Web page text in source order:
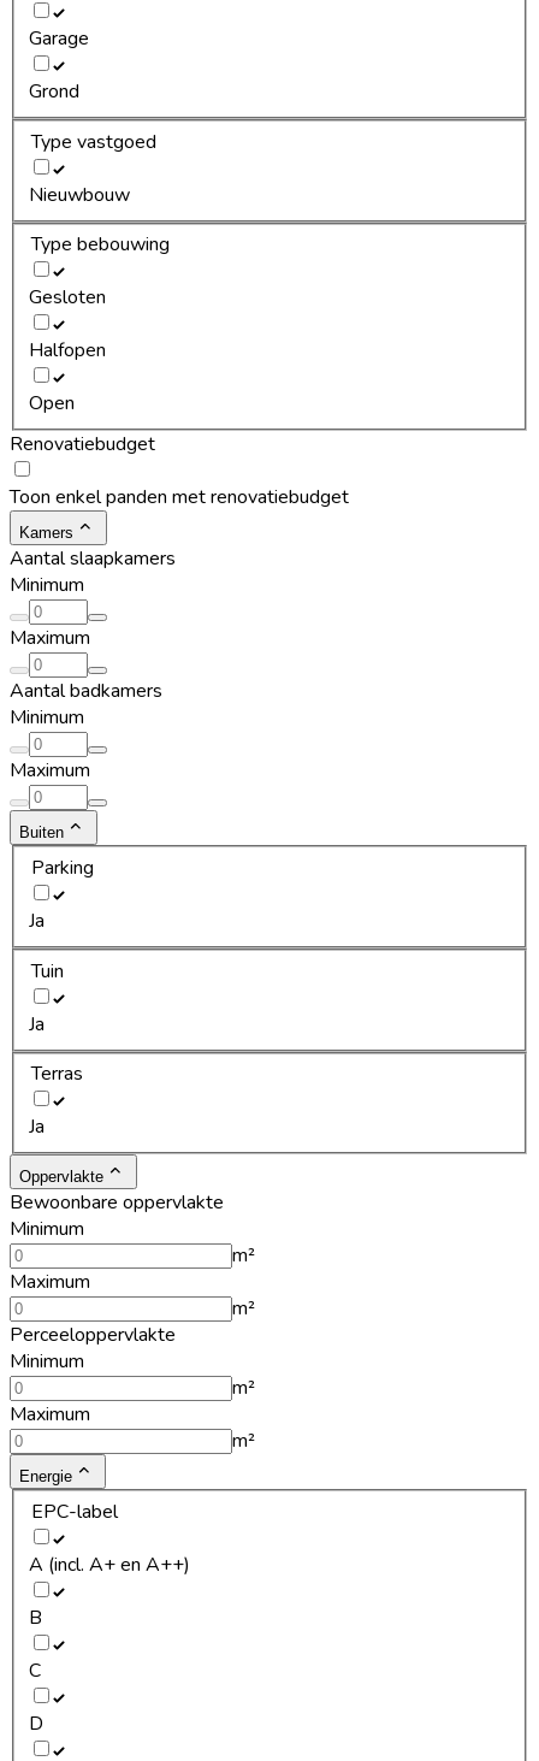
Garage
Grond
Type vastgoed
Nieuwbouw
Type bebouwing
Gesloten
Halfopen
Open
Renovatiebudget
Toon enkel panden met renovatiebudget
Kamers
Aantal slaapkamers
Minimum
Maximum
Aantal badkamers
Minimum
Maximum
Buiten
Parking
Ja
Tuin
Ja
Terras
Ja
Oppervlakte
Bewoonbare oppervlakte
Minimum
m²
Maximum
m²
Perceeloppervlakte
Minimum
m²
Maximum
m²
Energie
EPC-label
A (incl. A+ en A++)
B
C
D